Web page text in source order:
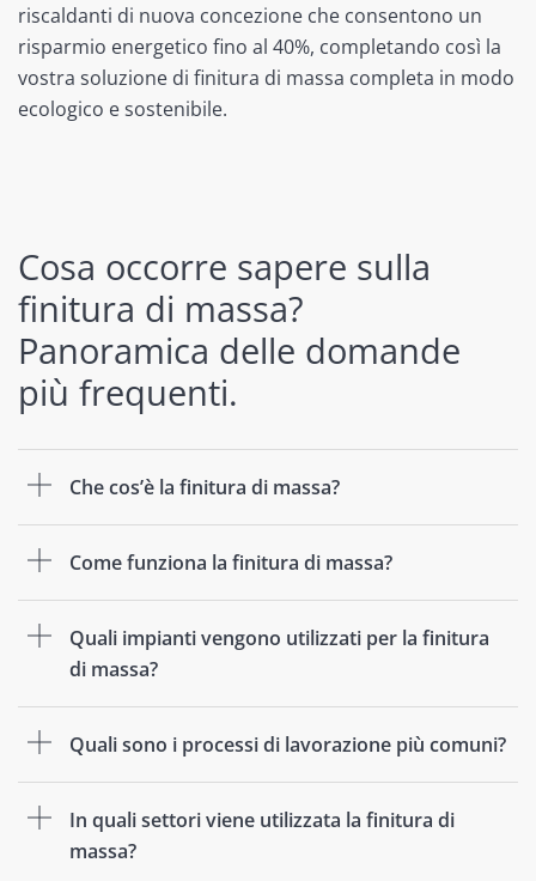
riscaldanti di nuova concezione che consentono un
risparmio energetico fino al 40%, completando così la
vostra soluzione di finitura di massa completa in modo
ecologico e sostenibile.
Cosa occorre sapere sulla
finitura di massa?
Panoramica delle domande
più frequenti.
Che cos’è la finitura di massa?
Come funziona la finitura di massa?
Quali impianti vengono utilizzati per la finitura
di massa?
Quali sono i processi di lavorazione più comuni?
In quali settori viene utilizzata la finitura di
massa?